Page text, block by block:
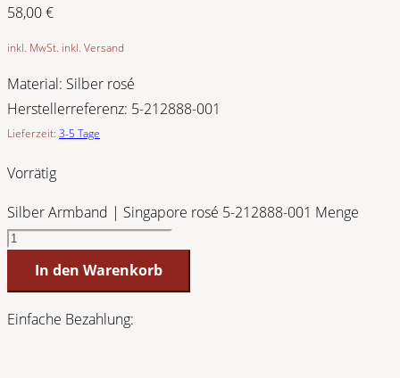
58,00€
inkl. MwSt. inkl. Versand
Material: Silber rosé
Herstellerreferenz: 5-212888-001
Lieferzeit: 3-5 Tage
Vorrätig
Silber Armband | Singapore rosé 5-212888-001 Menge
In den Warenkorb
Einfache Bezahlung: